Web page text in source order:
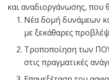
και αναδιοργάνωσης, που
Νέα δομή δυνάμεων
με ξεκάθαρες
Τροποποίηση των
στις πραγματικές